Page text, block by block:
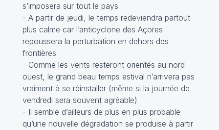
s’imposera sur tout le pays
- A partir de jeudi, le temps redeviendra partout
plus calme car l’anticyclone des Açores
repoussera la perturbation en dehors des
frontières
- Comme les vents resteront orientés au nord-
ouest, le grand beau temps estival n’arrivera pas
vraiment à se réinstaller (même si la journée de
vendredi sera souvent agréable)
- Il semble d’ailleurs de plus en plus probable
qu’une nouvelle dégradation se produise à partir